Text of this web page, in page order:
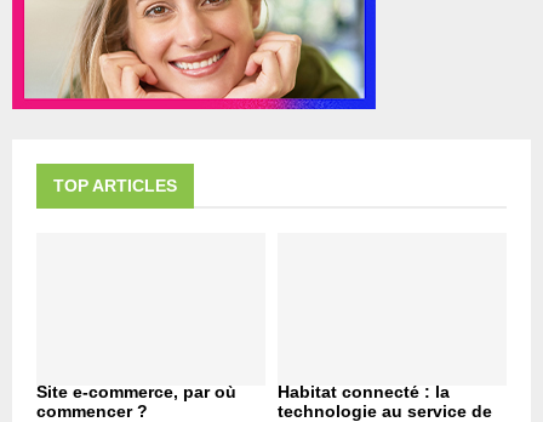
TOP ARTICLES
Site e-commerce, par où
commencer ?
Habitat connecté : la
technologie au service de